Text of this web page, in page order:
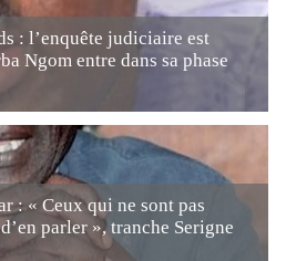
: l’enquête judiciaire est
Ngom entre dans sa phase
: « Ceux qui ne sont pas
parler », tranche Serigne